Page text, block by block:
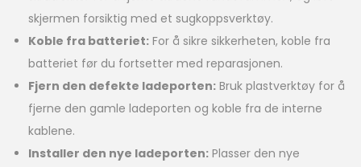
skjermen forsiktig med et sugkoppsverktøy.
Koble fra batteriet: For å sikre sikkerheten, koble fra
batteriet før du fortsetter med reparasjonen.
Fjern den defekte ladeporten: Bruk plastverktøy for å
fjerne den gamle ladeporten og koble fra de interne
kablene.
Installer den nye ladeporten: Plasser den nye